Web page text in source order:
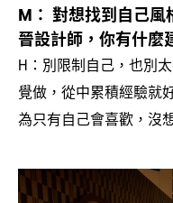
M： 對想找到自己風
晉設計師 ， 你有什麼
H： 別限制自己 ， 也別
覺做 ， 從中累積經驗就
為只有自己會喜歡 ， 沒